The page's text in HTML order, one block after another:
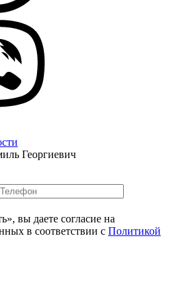
Георгиевич
вы даете согласие на
в соответствии с Политикой